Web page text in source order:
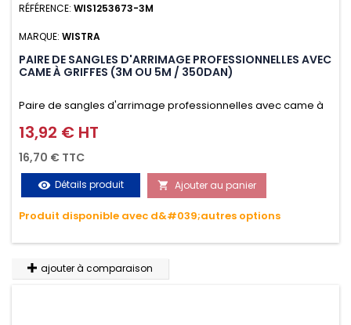
RÉFÉRENCE: WIS1253673-3M
MARQUE: WISTRA
PAIRE DE SANGLES D'ARRIMAGE PROFESSIONNELLES AVEC
CAME À GRIFFES (3M OU 5M / 350DAN)
Paire de sangles d'arrimage professionnelles avec came à
griffes (3M ou 5M / 350daN), simple et rapide d'utilisation.
Permet d'arrimer et de sécuriser vos chargements pendant
le transport. Matière polyester très résistante aux UV et aux
variations de températures, n'absorbe pas l'eau.
Prix
13,92 € HT
16,70 € TTC
visibility Détails produit  Ajouter au panier
Produit disponible avec d&#039;autres options
ajouter à comparaison